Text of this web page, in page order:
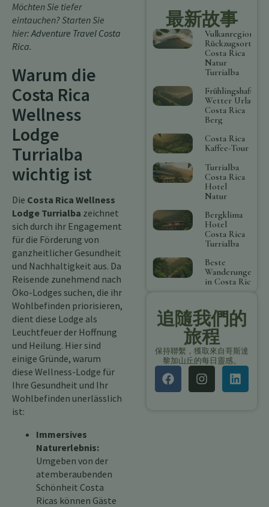
Möchten Sie tiefer
eintauchen? Starten Sie
hier:Adventure Travel Costa
Rica.
Warum die
Costa Rica
Wellness
Lodge
Turrialba
wichtig ist
Die Costa Rica Wellness
Lodge Turrialba zeichnet
sich durch ihr Engagement
für die Förderung von
ganzheitlicher Gesundheit
und Nachhaltigkeit aus. Da
Reisende zunehmend nach
Öko-Lodges suchen, die ihr
Wohlbefinden priorisieren,
dient diese Lodge als
Leuchtfeuer der Hoffnung
und Heilung. Hier sind
einige Gründe, warum
diese Wellness-Lodge für
Ihre Gesundheit und Ihr
Wohlbefinden unerlässlich
ist:
Immersives
Naturerlebnis:
Umgeben von der
atemberaubenden
Schönheit Costa
Ricas können Gäste
最新故事
Vulkanregion
Rückzugsort
Costa Rica
Natur
Turrialba
Frühlingshaftes
Wetter Urlaub
Costa Rica
Berg
Costa Rica
Kaffee-Tour
Turrialba
Costa Rica
Hotel
Natur
Bergklima
Hotel
Costa Rica
Turrialba
Beste
Wanderungen
in Costa Rica
追隨我們的
旅程
保持聯繫，獲取來自哥斯達
黎加山丘的每日靈感。